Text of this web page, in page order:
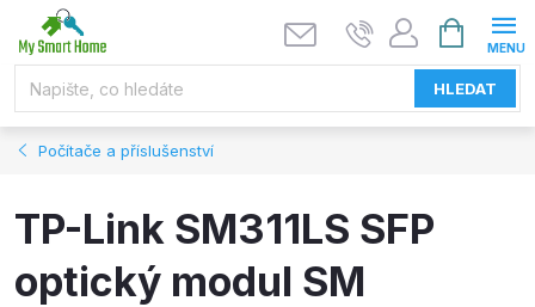
HLEDAT
NÁKUPNÍ
KOŠÍK
Počítače a příslušenství
TP-Link SM311LS SFP
optický modul SM